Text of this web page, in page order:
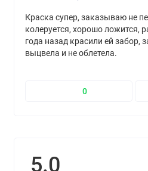
Краска супер, заказываю не
колеруется, хорошо ложится,
года назад красили ей забор,
выцвела и не облетела.
0
5.0